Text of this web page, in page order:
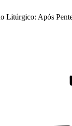
Litúrgico: Após